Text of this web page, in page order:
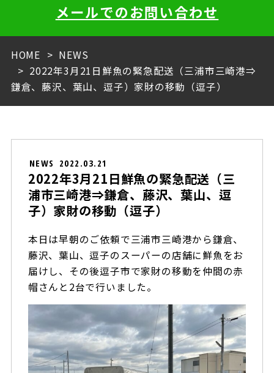
メールでのお問い合わせ
HOME
NEWS
2022年3月21日鮮魚の緊急配送（三浦市三崎港⇒
鎌倉、藤沢、葉山、逗子）家財の移動（逗子）
NEWS 2022.03.21
2022年3月21日鮮魚の緊急配送（三
浦市三崎港⇒鎌倉、藤沢、葉山、逗
子）家財の移動（逗子）
本日は早朝のご依頼で三浦市三崎港から鎌倉、
藤沢、葉山、逗子のスーパーの店舗に鮮魚をお
届けし、その後逗子市で家財の移動を仲間の赤
帽さんと2台で行いました。